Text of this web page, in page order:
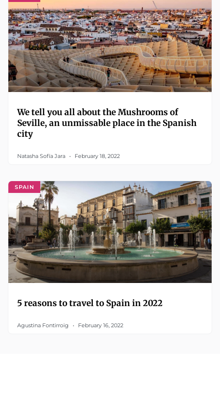
We tell you all about the Mushrooms of
Seville, an unmissable place in the Spanish
city
Natasha Sofía Jara February 18, 2022
SPAIN
5 reasons to travel to Spain in 2022
Agustina Fontirroig February 16, 2022